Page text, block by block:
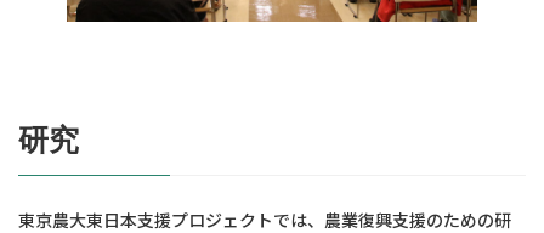
研究
東京農大東日本支援プロジェクトでは、農業復興支援のための研